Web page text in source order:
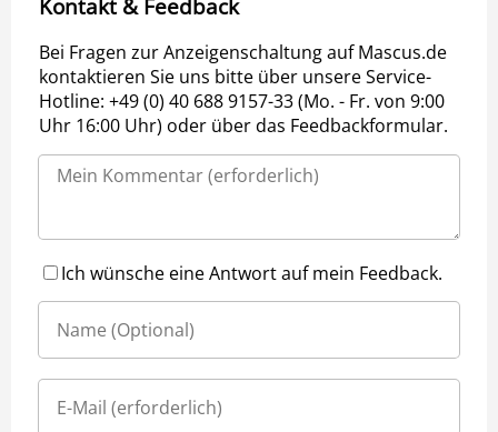
Kontakt & Feedback
Bei Fragen zur Anzeigenschaltung auf Mascus.de
kontaktieren Sie uns bitte über unsere Service-
Hotline: +49 (0) 40 688 9157-33 (Mo. - Fr. von 9:00
Uhr 16:00 Uhr) oder über das Feedbackformular.
Ich wünsche eine Antwort auf mein Feedback.